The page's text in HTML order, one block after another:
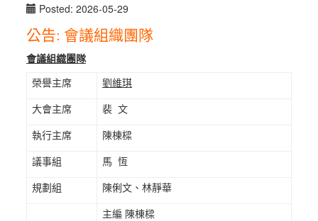
Posted: 2026-05-29
公告: 會議組織團隊
會議組織團隊
榮譽主席
劉維琪
大會主席
裴 文
執行主席
陳棟樑
議事組
馬 恆
規劃組
陳俐文、林靜華
主編 陳棟樑